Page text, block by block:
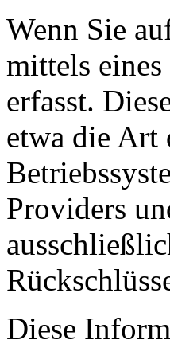
Wenn Sie
mittels
erfasst.
etwa die Art
Providers
Diese